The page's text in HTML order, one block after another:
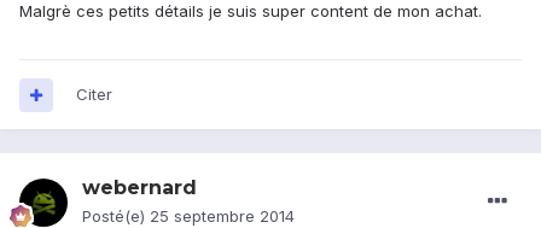
Malgrè ces petits détails je suis super content de mon achat.
Citer
webernard
Posté(e) 25 septembre 2014